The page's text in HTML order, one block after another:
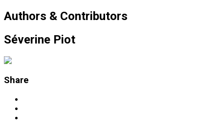
Authors & Contributors
Séverine Piot
Share